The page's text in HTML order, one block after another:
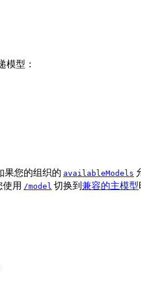
模型：
果您的组织的 availableModels
使用 /model 切换到兼容的主模型